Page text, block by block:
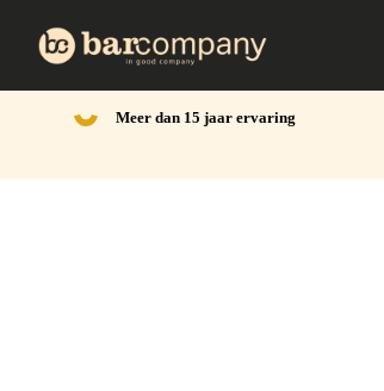
Meer dan 15 jaar ervaring